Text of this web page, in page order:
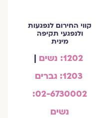
קווי החירום לנפגעות
ולנפגעי תקיפה
מינית
|
02-6730002:
נשים